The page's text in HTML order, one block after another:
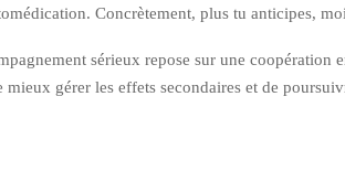
Concrètement, plus tu anticipes,
sérieux repose sur une
gérer les effets secondaires et de